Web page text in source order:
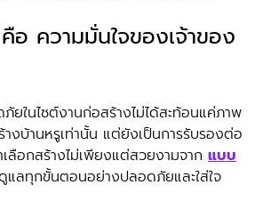
ความมั่นใจของเจ้าของ
ในไซต์งานก่อสร้างไม่ได้สะท้อนแค่ภาพ
บ้านหรูเท่านั้น แต่ยังเป็นการรับรองต่อ
เลือกสร้างไม่เพียงแต่สวยงามจาก แบบ
แลทุกขั้นตอนอย่างปลอดภัยและใส่ใจ